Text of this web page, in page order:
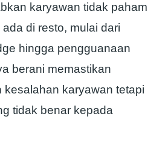
karyawan tidak paham
di resto, mulai dari
hingga pengguanaan
berani memastikan
kesalahan karyawan tetapi
tidak benar kepada